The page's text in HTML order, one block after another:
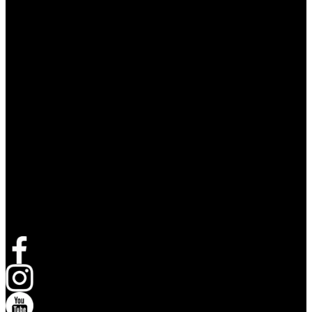
Ouvrir dans un nouvel onglet
Ouvrir dans un nouvel onglet
Ouvrir dans un nouvel onglet